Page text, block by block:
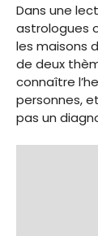
Dans une
astrologues
les maisons
de deux
connaître
personnes,
pas un